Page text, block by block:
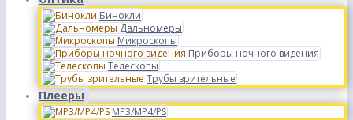
Бинокли
Дальномеры
Микроскопы
Приборы ночного видения
Телескопы
Трубы зрительные
Плееры
MP3/MP4/PS